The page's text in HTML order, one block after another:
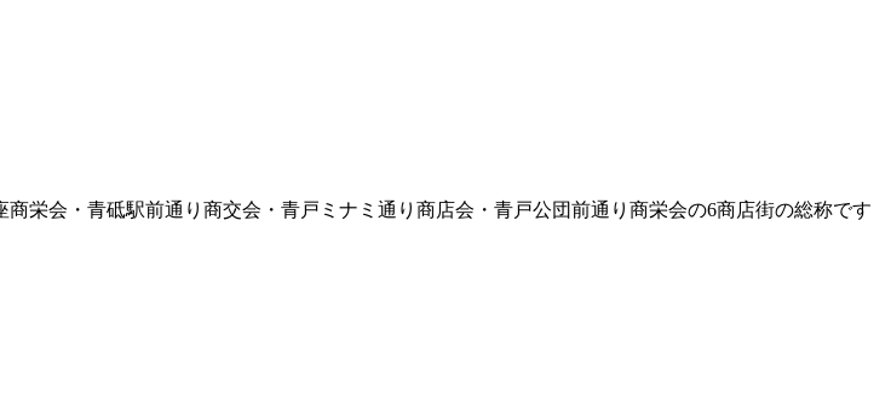
栄会・青砥駅前通り商交会・青戸ミナミ通り商店会・青戸公団前通り商栄会の6商店街の総称です